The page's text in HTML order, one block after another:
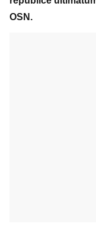
OSN.